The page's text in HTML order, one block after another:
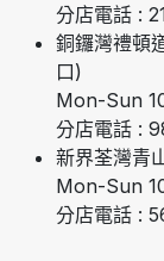
分店電話 :
銅鑼灣禮頓
口)
Mon-Sun
分店電話 :
新界荃灣青
Mon-Sun
分店電話 :